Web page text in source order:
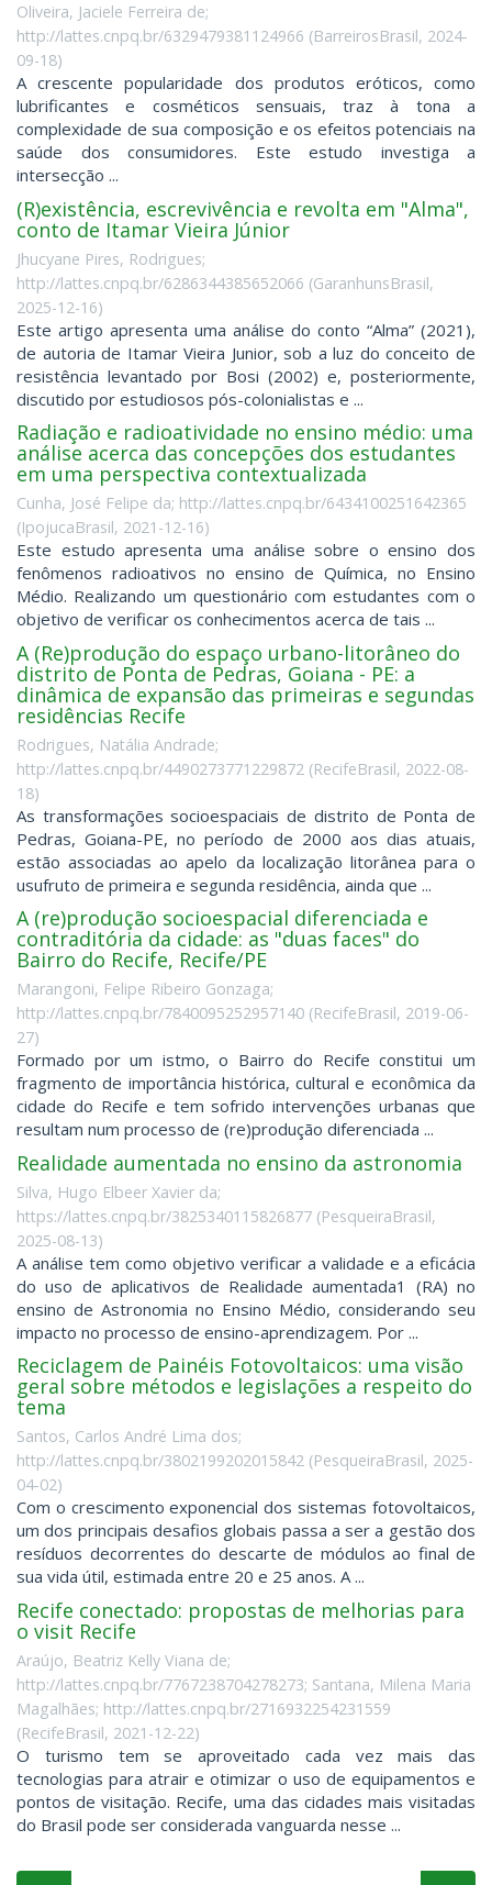
Oliveira, Jaciele Ferreira de;
http://lattes.cnpq.br/6329479381124966 (BarreirosBrasil, 2024-
09-18)
A crescente popularidade dos produtos eróticos, como
lubrificantes e cosméticos sensuais, traz à tona a
complexidade de sua composição e os efeitos potenciais na
saúde dos consumidores. Este estudo investiga a
intersecção ...
(R)existência, escrevivência e revolta em "Alma",
conto de Itamar Vieira Júnior
Jhucyane Pires, Rodrigues;
http://lattes.cnpq.br/6286344385652066 (GaranhunsBrasil,
2025-12-16)
Este artigo apresenta uma análise do conto “Alma” (2021),
de autoria de Itamar Vieira Junior, sob a luz do conceito de
resistência levantado por Bosi (2002) e, posteriormente,
discutido por estudiosos pós-colonialistas e ...
Radiação e radioatividade no ensino médio: uma
análise acerca das concepções dos estudantes
em uma perspectiva contextualizada
Cunha, José Felipe da; http://lattes.cnpq.br/6434100251642365
(IpojucaBrasil, 2021-12-16)
Este estudo apresenta uma análise sobre o ensino dos
fenômenos radioativos no ensino de Química, no Ensino
Médio. Realizando um questionário com estudantes com o
objetivo de verificar os conhecimentos acerca de tais ...
A (Re)produção do espaço urbano-litorâneo do
distrito de Ponta de Pedras, Goiana - PE: a
dinâmica de expansão das primeiras e segundas
residências Recife
Rodrigues, Natália Andrade;
http://lattes.cnpq.br/4490273771229872 (RecifeBrasil, 2022-08-
18)
As transformações socioespaciais de distrito de Ponta de
Pedras, Goiana-PE, no período de 2000 aos dias atuais,
estão associadas ao apelo da localização litorânea para o
usufruto de primeira e segunda residência, ainda que ...
A (re)produção socioespacial diferenciada e
contraditória da cidade: as "duas faces" do
Bairro do Recife, Recife/PE
Marangoni, Felipe Ribeiro Gonzaga;
http://lattes.cnpq.br/7840095252957140 (RecifeBrasil, 2019-06-
27)
Formado por um istmo, o Bairro do Recife constitui um
fragmento de importância histórica, cultural e econômica da
cidade do Recife e tem sofrido intervenções urbanas que
resultam num processo de (re)produção diferenciada ...
Realidade aumentada no ensino da astronomia
Silva, Hugo Elbeer Xavier da;
https://lattes.cnpq.br/3825340115826877 (PesqueiraBrasil,
2025-08-13)
A análise tem como objetivo verificar a validade e a eficácia
do uso de aplicativos de Realidade aumentada1 (RA) no
ensino de Astronomia no Ensino Médio, considerando seu
impacto no processo de ensino-aprendizagem. Por ...
Reciclagem de Painéis Fotovoltaicos: uma visão
geral sobre métodos e legislações a respeito do
tema
Santos, Carlos André Lima dos;
http://lattes.cnpq.br/3802199202015842 (PesqueiraBrasil, 2025-
04-02)
Com o crescimento exponencial dos sistemas fotovoltaicos,
um dos principais desafios globais passa a ser a gestão dos
resíduos decorrentes do descarte de módulos ao final de
sua vida útil, estimada entre 20 e 25 anos. A ...
Recife conectado: propostas de melhorias para
o visit Recife
Araújo, Beatriz Kelly Viana de;
http://lattes.cnpq.br/7767238704278273; Santana, Milena Maria
Magalhães; http://lattes.cnpq.br/2716932254231559
(RecifeBrasil, 2021-12-22)
O turismo tem se aproveitado cada vez mais das
tecnologias para atrair e otimizar o uso de equipamentos e
pontos de visitação. Recife, uma das cidades mais visitadas
do Brasil pode ser considerada vanguarda nesse ...